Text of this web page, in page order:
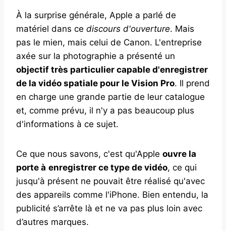
À la surprise générale, Apple a parlé de
matériel dans ce discours d'ouverture. Mais
pas le mien, mais celui de Canon. L'entreprise
axée sur la photographie a présenté un
objectif très particulier capable d'enregistrer
de la vidéo spatiale pour le Vision Pro. Il prend
en charge une grande partie de leur catalogue
et, comme prévu, il n'y a pas beaucoup plus
d'informations à ce sujet.
Ce que nous savons, c'est qu'Apple ouvre la
porte à enregistrer ce type de vidéo, ce qui
jusqu'à présent ne pouvait être réalisé qu'avec
des appareils comme l'iPhone. Bien entendu, la
publicité s’arrête là et ne va pas plus loin avec
d’autres marques.